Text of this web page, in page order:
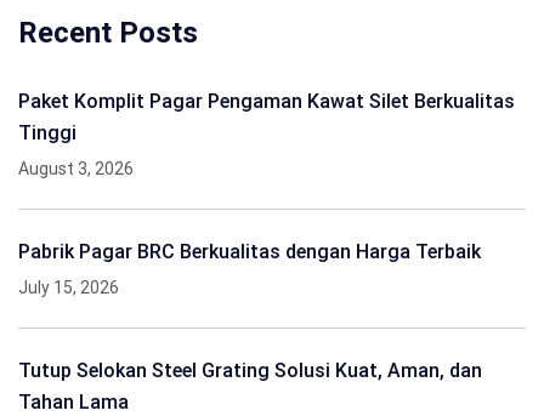
Recent Posts
Paket Komplit Pagar Pengaman Kawat Silet Berkualitas
Tinggi
August 3, 2026
Pabrik Pagar BRC Berkualitas dengan Harga Terbaik
July 15, 2026
Tutup Selokan Steel Grating Solusi Kuat, Aman, dan
Tahan Lama